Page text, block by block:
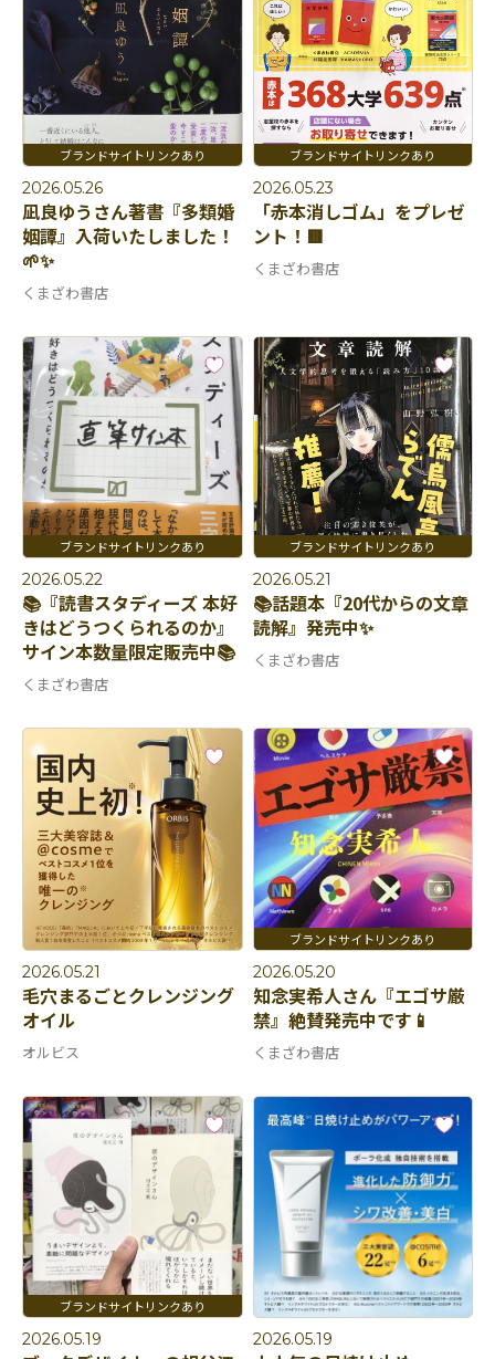
2026.05.26
凪良ゆうさん著書『多類婚
姻譚』入荷いたしました！
🌱✨
くまざわ書店
2026.05.23
「赤本消しゴム」をプレゼ
ント！🟥
くまざわ書店
2026.05.22
📚『読書スタディーズ 本好
きはどうつくられるのか』
サイン本数量限定販売中📚
くまざわ書店
2026.05.21
📚話題本『20代からの文章
読解』発売中✨
くまざわ書店
2026.05.21
毛穴まるごとクレンジング
オイル
オルビス
2026.05.20
知念実希人さん『エゴサ厳
禁』絶賛発売中です📱
くまざわ書店
2026.05.19 2026.05.19